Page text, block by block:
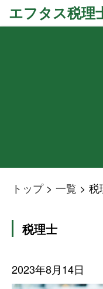
エフタス税理
トップ> 一覧 > 税
税理士
2023年8月14日